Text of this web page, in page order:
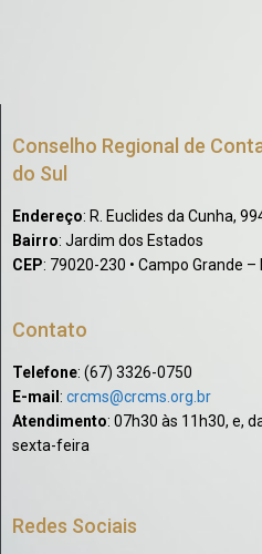
Conselho Regional de
do Sul
Endereço: R. Euclides da Cunha,
Bairro: Jardim dos Estados
CEP: 79020-230 • Campo Grande –
Contato
Telefone: (67) 3326-0750​
E-mail : crcms@crcms.org.br
Atendimento: 07h30 às 11h30, e,
sexta-feira
Redes Sociais